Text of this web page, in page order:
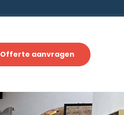
Offerte aanvragen